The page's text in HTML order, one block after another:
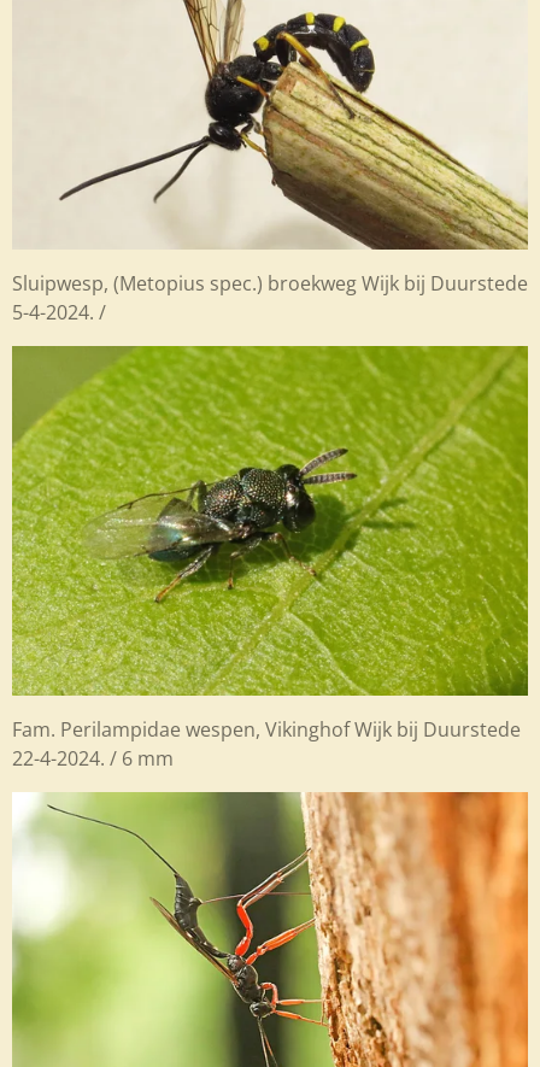
Sluipwesp, (Metopius spec.) broekweg Wijk bij Duurstede
5-4-2024. /
Fam. Perilampidae wespen, Vikinghof Wijk bij Duurstede
22-4-2024. / 6 mm